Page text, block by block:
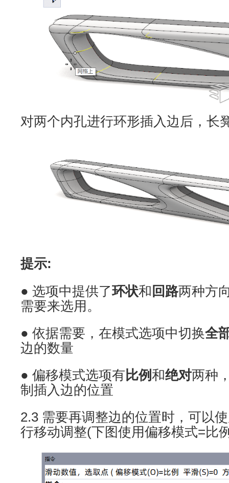
对两个内孔进行环形插入边后，长
提示:
● 选项中提供了环状和 回路两种方
需要来选用。
● 依据需要，在模式选项中切换全
边的数量
● 偏移模式选项有 比例和绝对两种
制插入边的位置
2.3 需要再调整边的位置时，可以
行移动调整(下图使用偏移模式=比